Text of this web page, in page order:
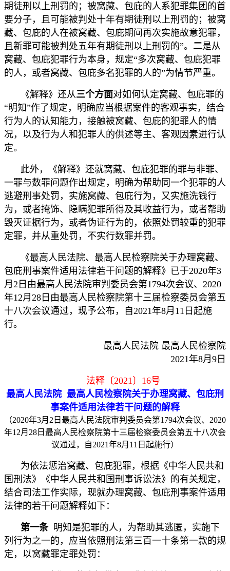
期徒刑以上刑罚的；被窝藏、包庇的人系犯罪集团的首
要分子，且可能被判处十年有期徒刑以上刑罚的；被窝
藏、包庇的人在被窝藏、包庇期间再次实施故意犯罪，
且新罪可能被判处五年有期徒刑以上刑罚的”。 二是从
窝藏、包庇犯罪行为本身，规定“多次窝藏、包庇犯罪
的人，或者窝藏、包庇多名犯罪的人的”为情节严重。
《解释》还从三个方面对如何认定窝藏、包庇罪的
“明知”作了规定，明确应当根据案件的客观事实，结合
行为人的认知能力，接触被窝藏、包庇的犯罪人的情
况，以及行为人和犯罪人的供述等主、客观因素进行认
定。
此外，《解释》还就窝藏、包庇犯罪的罪与非罪、
一罪与数罪问题作出规定，明确为帮助同一个犯罪的人
逃避刑事处罚，实施窝藏、包庇行为，又实施洗钱行
为，或者掩饰、隐瞒犯罪所得及其收益行为，或者帮助
毁灭证据行为，或者伪证行为的，依照处罚较重的犯罪
定罪，并从重处罚，不实行数罪并罚。
《最高人民法院、最高人民检察院关于办理窝藏、
包庇刑事案件适用法律若干问题的解释》已于2020年3
月2日由最高人民法院审判委员会第1794次会议、2020
年12月28日由最高人民检察院第十三届检察委员会第五
十八次会议通过，现予公布，自2021年8月11日起施
行。
最高人民法院 最高人民检察院
2021年8月9日
法释〔2021〕16号
最高人民法院 最高人民检察院关于办理窝藏、包庇刑
事案件适用法律若干问题的解释
（2020年3月2日最高人民法院审判委员会第1794次会议、2020
年12月28日最高人民检察院第十三届检察委员会第五十八次会
议通过，自2021年8月11日起施行）
为依法惩治窝藏、包庇犯罪，根据《中华人民共和
国刑法》《中华人民共和国刑事诉讼法》的有关规定，
结合司法工作实际，现就办理窝藏、包庇刑事案件适用
法律的若干问题解释如下：
第一条明知是犯罪的人，为帮助其逃匿，实施下
列行为之一的，应当依照刑法第三百一十条第一款的规
定，以窝藏罪定罪处罚：